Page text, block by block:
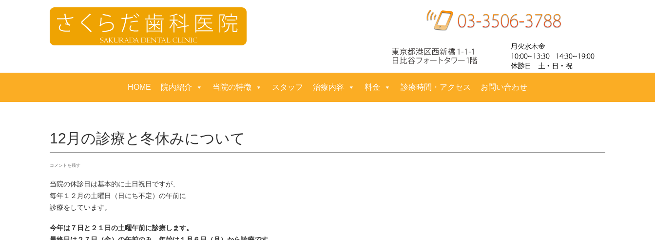
ン
HOME 院内紹介 当院の特徴 スタッフ 治療内容 料金 診療時間・アクセス お問い合わせ
12月の診療と冬休みについて
コメントを残す
当院の休診日は基本的に土日祝日ですが、
毎年１２月の土曜日（日にち不定）の午前に
診療をしています。
今年は７日と２１日の土曜午前に診療します。